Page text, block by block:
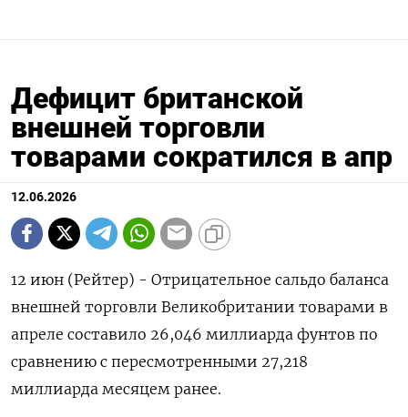
Дефицит британской
внешней торговли
товарами сократился в апр
12.06.2026
12 июн (Рейтер) - Отрицательное ‌сальдо ​баланса ​
внешней торговли ​Великобритании ⁠товарами ‌в
‌апреле составило ​26,046 миллиарда ‌фунтов ​по
‌сравнению с ​пересмотренными ​27,218
‌миллиарда месяцем ​ранее.